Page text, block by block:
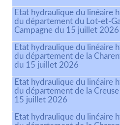
Etat hydraulique du linéaire
du département du Lot-et-
Campagne du 15 juillet 2026
Etat hydraulique du linéaire
du département de la
du 15 juillet 2026
Etat hydraulique du linéaire
du département de la
15 juillet 2026
Etat hydraulique du linéaire